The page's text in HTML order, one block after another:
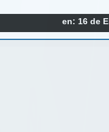
en: 16 de